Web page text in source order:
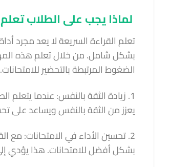
لماذا يجب على الطلاب
تعلم القراءة السريعة لا يعد مجرد
بشكل شامل. من خلال تعلم هذه
الضغوط المرتبطة بالتحضير للامتحانات.
1. زيادة الثقة بالنفس: عندما
يعزز من الثقة بالنفس ويساعد على
2. تحسين الأداء في الامتحانات:
بشكل أفضل للامتحانات. هذا يؤدي